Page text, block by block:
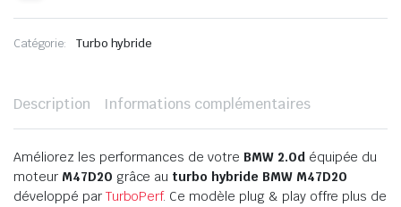
Catégorie: Turbo hybride
Description Informations complémentaires
Améliorez les performances de votre BMW 2.0déquipée du
moteur M47D20 grâce au turbo hybride BMW M47D20
développé par TurboPerf. Ce modèle plug & play offre plus de